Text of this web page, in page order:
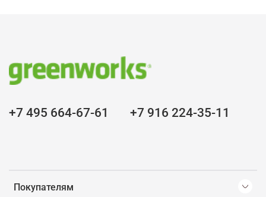
Покупателям
+7 495 664-67-61 +7 916 224-35-11